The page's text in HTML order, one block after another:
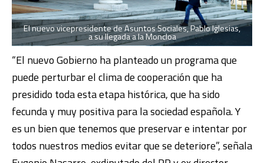
El nuevo vicepresidente de Asuntos Sociales, Pablo Iglesias,
a su llegada a la Moncloa
“El nuevo Gobierno ha planteado un programa que
puede perturbar el clima de cooperación que ha
presidido toda esta etapa histórica, que ha sido
fecunda y muy positiva para la sociedad española. Y
es un bien que tenemos que preservar e intentar por
todos nuestros medios evitar que se deteriore”, señala